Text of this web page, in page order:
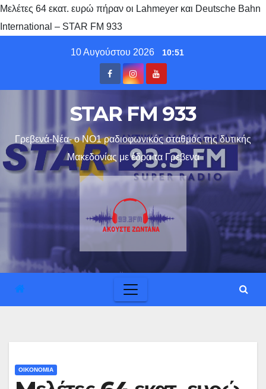
Mελέτες 64 εκατ. ευρώ πήραν οι Lahmeyer και Deutsche Bahn
International – STAR FM 933
10 Αυγούστου 2026 10:51
STAR FM 933
Γρεβενά-Νέα- ο ΝΟ1 ραδιοφωνικός σταθμός της δυτικής
Μακεδονίας με έδρα τα Γρεβενα
ΟΙΚΟΝΟΜΙΑ